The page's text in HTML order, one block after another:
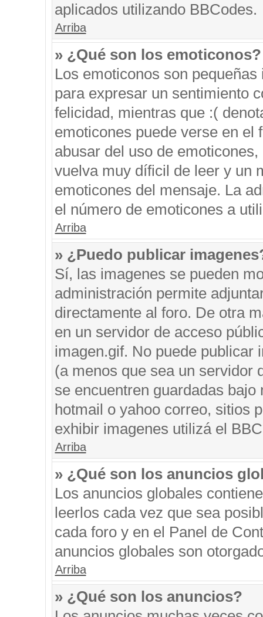
aplicados utilizando BBCodes.
Arriba
» ¿Qué son los emoticonos?
Los emoticonos son
para expresar un sentimiento
felicidad, mientras que :(
emoticones puede verse en el
abusar del uso de
vuelva muy díficil de leer y un
emoticones del mensaje. La
el número de emoticones a
Arriba
» ¿Puedo publicar
Sí, las imagenes se pueden
administración permite
directamente al foro. De otra
en un servidor de acceso
imagen.gif. No puede publicar
(a menos que sea un servidor
se encuentren guardadas
hotmail o yahoo correo, sitios
exhibir imagenes utilizá el
Arriba
» ¿Qué son los anuncios
Los anuncios globales
leerlos cada vez que sea
cada foro y en el Panel de
anuncios globales son
Arriba
» ¿Qué son los anuncios?